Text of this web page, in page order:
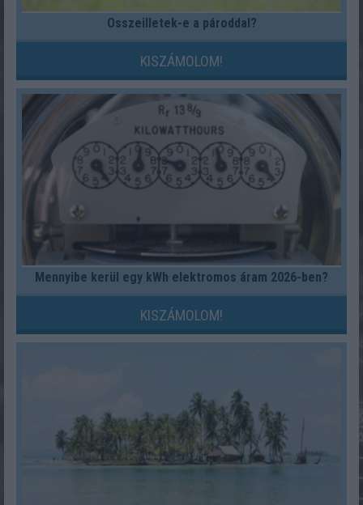
Összeilletek-e a pároddal?
KISZÁMOLOM!
Mennyibe kerül egy kWh elektromos áram 2026-ben?
KISZÁMOLOM!